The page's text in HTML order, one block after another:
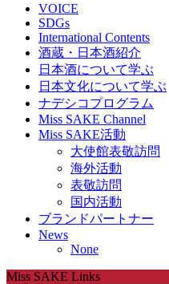
VOICE
SDGs
International Contents
酒蔵・日本酒紹介
日本酒について学ぶ
日本文化について学ぶ
ナデシコプログラム
Miss SAKE Channel
Miss SAKE活動
大使館表敬訪問
海外活動
表敬訪問
国内活動
ブランドパートナー
News
None
Miss SAKE Links